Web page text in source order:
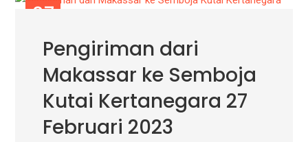
07
Pengiriman dari
Makassar ke Semboja
Kutai Kertanegara 27
Februari 2023